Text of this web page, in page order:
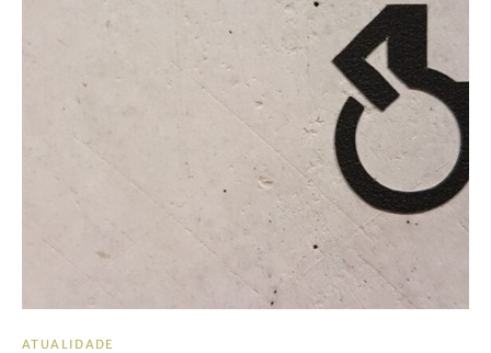
ATUALIDADE